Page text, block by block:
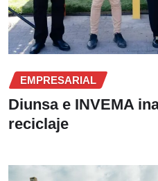
EMPRESARIAL
Diunsa e INVEMA
reciclaje